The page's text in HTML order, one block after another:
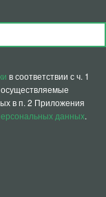
в соответствии с ч. 1
в п. 2 Приложения
данных.